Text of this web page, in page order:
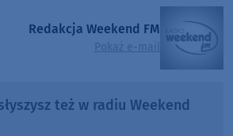
Redakcja Weekend FM
Pokaż e-mail
też w radiu Weekend